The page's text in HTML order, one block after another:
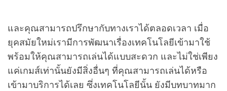
และคุณสามารถปรึกษากับทางเราได้ตลอดเวลา เมื่อ
ยุคสมัยใหม่เรามีการพัฒนาเรื่องเทคโนโลยีเข้ามาใช้
พร้อมให้คุณสามารถเล่นได้แบบสะดวก และไม่ใช่เพียง
แค่เกมส์เท่านั้นยังมีสิ่งอื่นๆ ที่คุณสามารถเล่นได้หรือ
เข้ามาบริการได้เลย ซึ่งเทคโนโลยีนั้น ยังมีบทบาทมาก